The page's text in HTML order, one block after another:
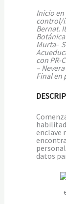
Inicio
control/
Bernat.
Botánica
Murta–
con PR-
–
Final en
enclave
datos